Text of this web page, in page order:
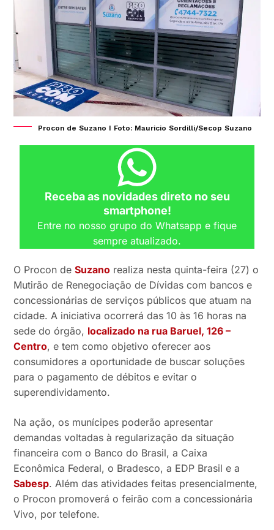
Procon de Suzano I Foto: Mauricio Sordilli/Secop Suzano
Receba as novidades direto no seu
smartphone!
Entre no nosso grupo do Whatsapp e fique
sempre atualizado.
O Procon deSuzano realiza nesta quinta-feira (27) o
Mutirão de Renegociação de Dívidas com bancos e
concessionárias de serviços públicos que atuam na
cidade. A iniciativa ocorrerá das 10 às 16 horas na
sede do órgão, localizado na rua Baruel, 126 –
Centro, e tem como objetivo oferecer aos
consumidores a oportunidade de buscar soluções
para o pagamento de débitos e evitar o
superendividamento.
Na ação, os munícipes poderão apresentar
demandas voltadas à regularização da situação
financeira com o Banco do Brasil, a Caixa
Econômica Federal, o Bradesco, a EDP Brasil e a
Sabesp. Além das atividades feitas presencialmente,
o Procon promoverá o feirão com a concessionária
Vivo, por telefone.